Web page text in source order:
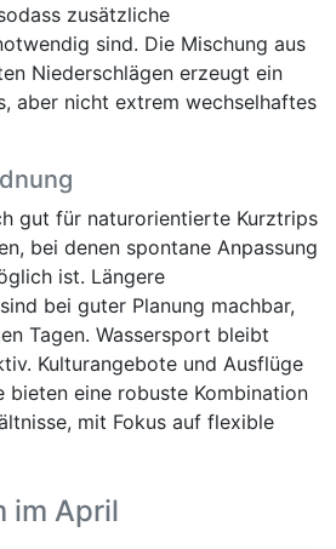
zusätzliche
sind. Die Mischung aus
Niederschlägen erzeugt ein
aber nicht extrem wechselhaftes
gut für naturorientierte Kurztrips
bei denen spontane Anpassung
ist. Längere
bei guter Planung machbar,
Tagen. Wassersport bleibt
Kulturangebote und Ausflüge
bieten eine robuste Kombination
mit Fokus auf flexible
im April